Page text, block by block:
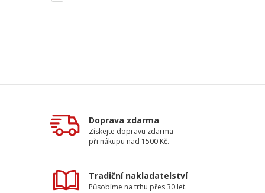
Doprava zdarma
Získejte dopravu zdarma
při nákupu nad 1500 Kč.
Tradiční nakladatelství
Působíme na trhu přes 30 let.